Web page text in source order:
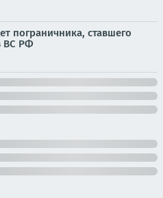
пограничника, ставшего
ВС РФ